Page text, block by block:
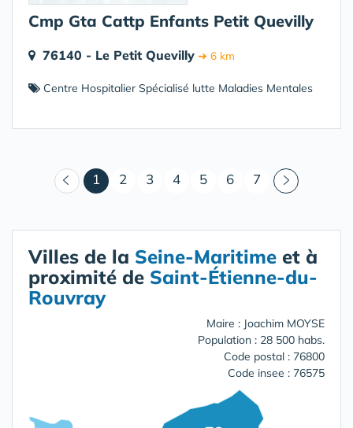
Cmp Gta Cattp Enfants Petit Quevilly
76140 - Le Petit Quevilly ➔ 6 km
Centre Hospitalier Spécialisé lutte Maladies Mentales
1 (courant)
2 3 4 5 6 7
Villes de la Seine-Maritime et à
proximité de Saint-Étienne-du-
Rouvray
Maire : Joachim MOYSE
Population : 28 500 habs.
Code postal : 76800
Code insee : 76575